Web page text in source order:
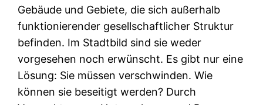
Gebäude und Gebiete, die sich außerhalb
funktionierender gesellschaftlicher Struktur
befinden. Im Stadtbild sind sie weder
vorgesehen noch erwünscht. Es gibt nur eine
Lösung: Sie müssen verschwinden. Wie
können sie beseitigt werden? Durch